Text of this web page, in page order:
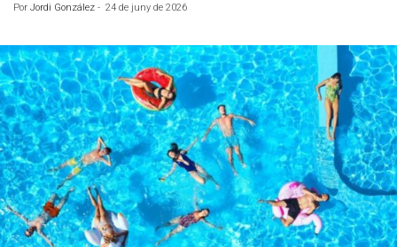
Por Jordi González - 24 de juny de 2026